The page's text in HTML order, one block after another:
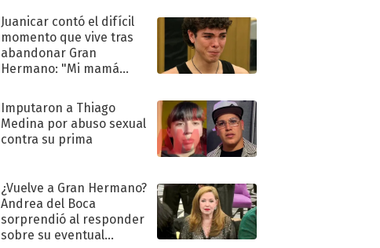
Juanicar contó el difícil
momento que vive tras
abandonar Gran
Hermano: "Mi mamá
Imputaron a Thiago
Medina por abuso sexual
contra su prima
¿Vuelve a Gran Hermano?
Andrea del Boca
sorprendió al responder
sobre su eventual